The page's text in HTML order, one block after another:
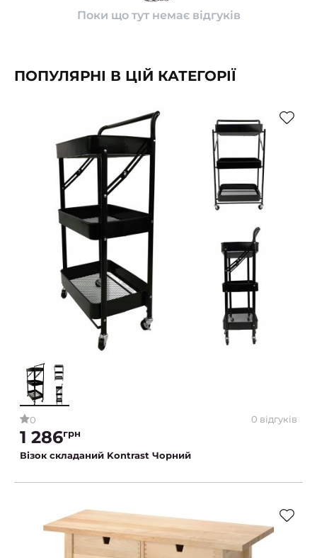
Поки що тут немає відгуків
ПОПУЛЯРНІ В ЦІЙ КАТЕГОРІЇ
0 0 відгуків
1 286грн
Візок складаний Kontrast Чорний